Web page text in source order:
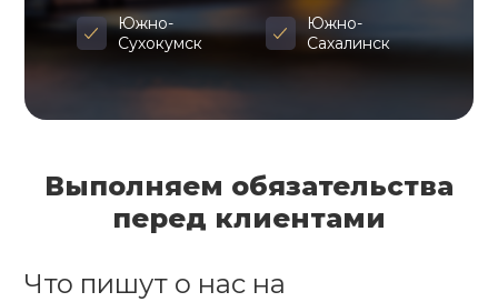
Южно-
Сухокумск
Южно-
Сахалинск
Выполняем обязательства
перед клиентами
Что пишут о нас на